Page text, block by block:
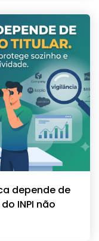
depende de
INPI não